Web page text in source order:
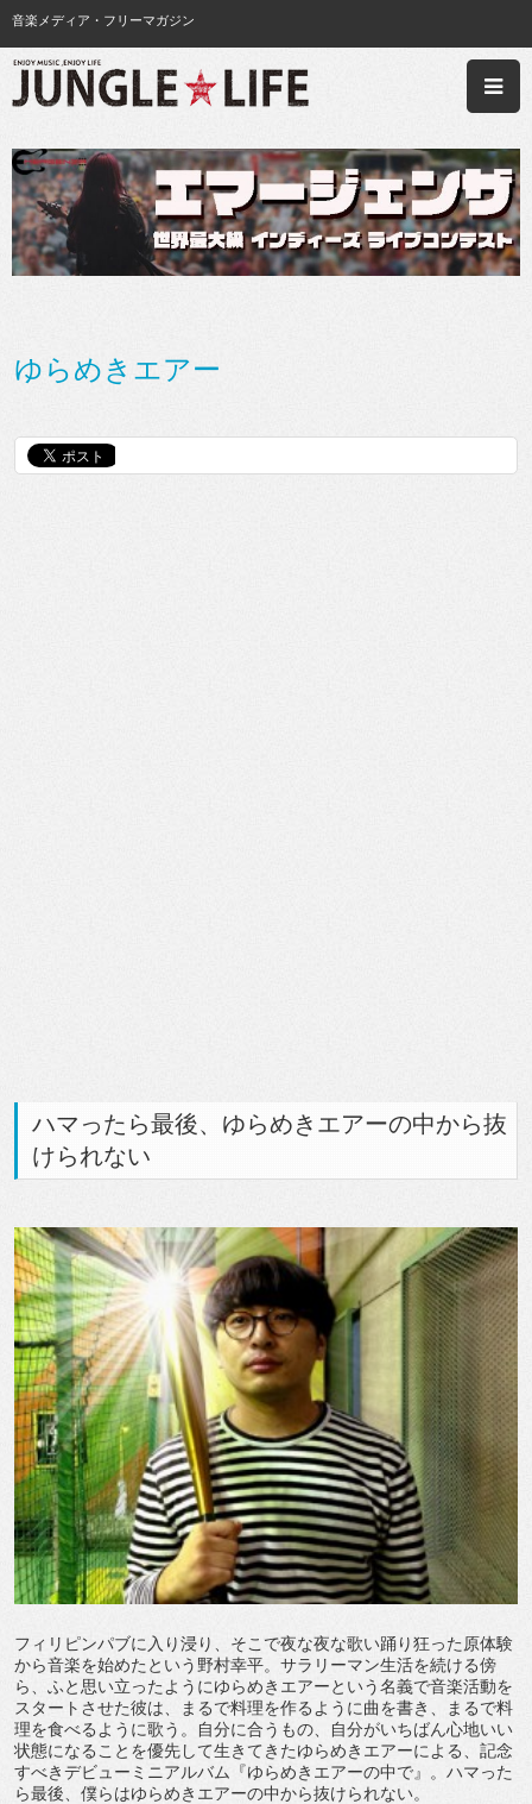
音楽メディア・フリーマガジン
ゆらめきエアー
ハマったら最後、ゆらめきエアーの中から抜
けられない
フィリピンパブに入り浸り、そこで夜な夜な歌い踊り狂った原体験
から音楽を始めたという野村幸平。サラリーマン生活を続ける傍
ら、ふと思い立ったようにゆらめきエアーという名義で音楽活動を
スタートさせた彼は、まるで料理を作るように曲を書き、まるで料
理を食べるように歌う。自分に合うもの、自分がいちばん心地いい
状態になることを優先して生きてきたゆらめきエアーによる、記念
すべきデビューミニアルバム『ゆらめきエアーの中で』。ハマった
ら最後、僕らはゆらめきエアーの中から抜けられない。